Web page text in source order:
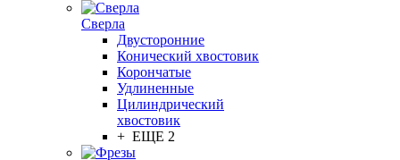
Сверла
Двусторонние
Конический хвостовик
Корончатые
Удлиненные
Цилиндрический
хвостовик
+ ЕЩЕ 2